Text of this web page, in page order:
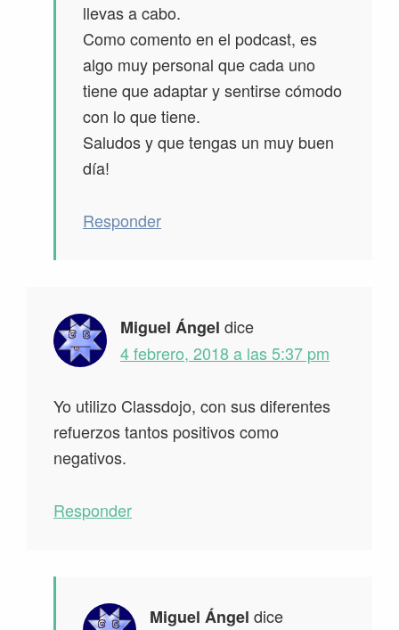
llevas a cabo.
Como comento en el podcast, es
algo muy personal que cada uno
tiene que adaptar y sentirse cómodo
con lo que tiene.
Saludos y que tengas un muy buen
día!
Responder
Miguel Ángel dice
4 febrero, 2018 a las 5:37 pm
Yo utilizo Classdojo, con sus diferentes
refuerzos tantos positivos como
negativos.
Responder
Miguel Ángel dice